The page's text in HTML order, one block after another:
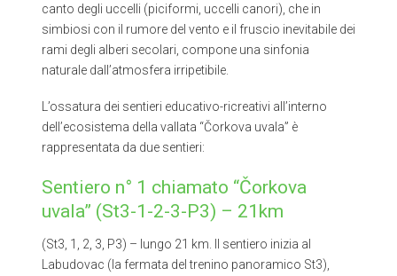
canto degli uccelli (piciformi, uccelli canori), che in
simbiosi con il rumore del vento e il fruscio inevitabile dei
rami degli alberi secolari, compone una sinfonia
naturale dall’atmosfera irripetibile.
L’ossatura dei sentieri educativo-ricreativi all’interno
dell’ecosistema della vallata “Čorkova uvala” è
rappresentata da due sentieri:
Sentiero n° 1 chiamato “Čorkova
uvala” (St3-1-2-3-P3) – 21km
(St3, 1, 2, 3, P3) – lungo 21 km. Il sentiero inizia al
Labudovac (la fermata del trenino panoramico St3),